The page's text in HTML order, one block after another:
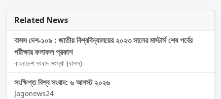
Related News
বাসস দেশ-১০৯ : জাতীয় বিশ্ববিদ্যালয়ের ২০২৩ সালের মাস্টার্স শেষ পর্বের
পরীক্ষার ফলাফল প্রকাশ
বাংলাদেশ সংবাদ সংস্থা (বাসস)
সংক্ষিপ্ত বিশ্ব সংবাদ: ৬ আগস্ট ২০২৬
Jagonews24